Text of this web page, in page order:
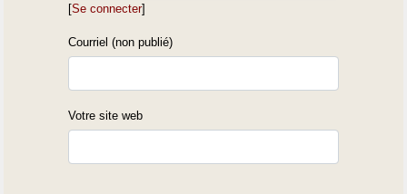
[Se connecter]
Courriel (non publié)
Votre site web